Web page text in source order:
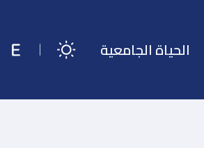
الحياة الجامعية